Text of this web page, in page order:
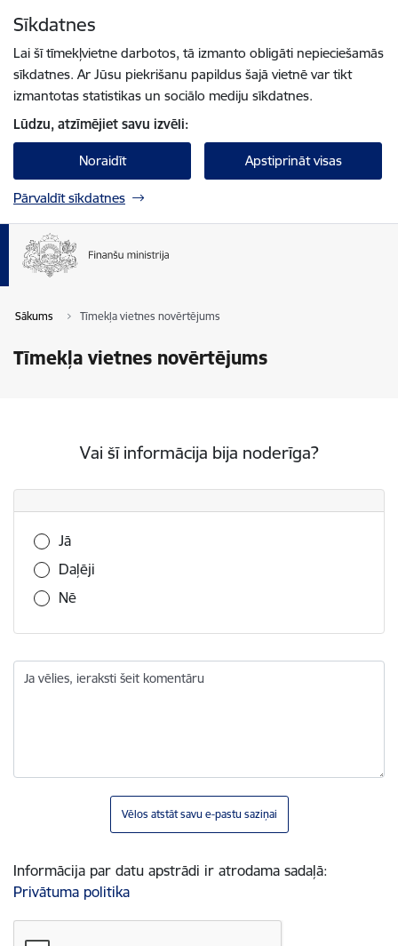
Sīkdatnes
Lai šī tīmekļvietne darbotos, tā izmanto obligāti nepieciešamās
sīkdatnes. Ar Jūsu piekrišanu papildus šajā vietnē var tikt
izmantotas statistikas un sociālo mediju sīkdatnes.
Lūdzu, atzīmējiet savu izvēli:
Noraidīt Apstiprināt visas
Pārvaldīt sīkdatnes
Sākums Tīmekļa vietnes novērtējums
Tīmekļa vietnes novērtējums
Vai šī informācija bija noderīga?
Vai šī informācija bija noderīga?
Jā
Daļēji
Nē
Ja vēlies, ieraksti šeit komentāru
Vēlos atstāt savu e-pastu saziņai
Informācija par datu apstrādi ir atrodama sadaļā:
Privātuma politika